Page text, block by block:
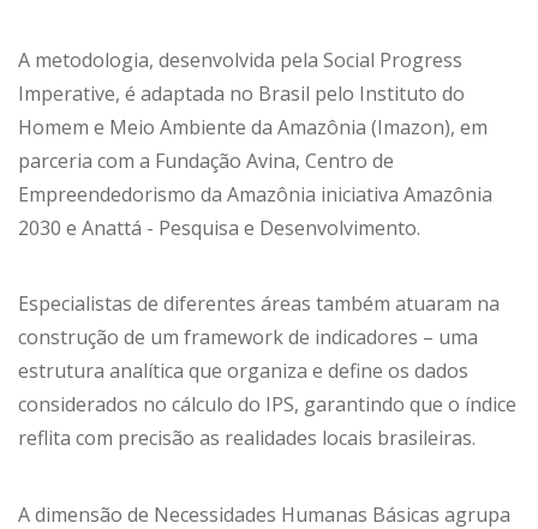
A metodologia, desenvolvida pela Social Progress
Imperative, é adaptada no Brasil pelo Instituto do
Homem e Meio Ambiente da Amazônia (Imazon), em
parceria com a Fundação Avina, Centro de
Empreendedorismo da Amazônia iniciativa Amazônia
2030 e Anattá - Pesquisa e Desenvolvimento.
Especialistas de diferentes áreas também atuaram na
construção de um framework de indicadores – uma
estrutura analítica que organiza e define os dados
considerados no cálculo do IPS, garantindo que o índice
reflita com precisão as realidades locais brasileiras.
A dimensão de Necessidades Humanas Básicas agrupa